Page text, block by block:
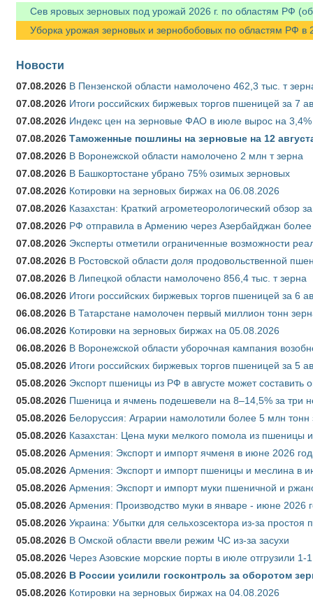
Сев яровых зерновых под урожай 2026 г. по областям РФ
Уборка урожая зерновых и зернобобовых по областям РФ в
Новости
07.08.2026 В Пензенской области намолочено 462,3 тыс. т
07.08.2026 Итоги российских биржевых торгов пшеницей за 7
07.08.2026 Индекс цен на зерновые ФАО в июле вырос на 3,4%
07.08.2026 Таможенные пошлины на зерновые на 12
07.08.2026 В Воронежской области намолочено 2 млн т зерна
07.08.2026 В Башкортостане убрано 75% озимых зерновых
07.08.2026 Котировки на зерновых биржах на 06.08.2026
07.08.2026 Казахстан: Краткий агрометеорологический обзор
07.08.2026 РФ отправила в Армению через Азербайджан более
07.08.2026 Эксперты отметили ограниченные возможности
07.08.2026 В Ростовской области доля продовольственной
07.08.2026 В Липецкой области намолочено 856,4 тыс. т зерна
06.08.2026 Итоги российских биржевых торгов пшеницей за 6
06.08.2026 В Татарстане намолочен первый миллион тонн
06.08.2026 Котировки на зерновых биржах на 05.08.2026
06.08.2026 В Воронежской области уборочная кампания
05.08.2026 Итоги российских биржевых торгов пшеницей за 5
05.08.2026 Экспорт пшеницы из РФ в августе может составить
05.08.2026 Пшеница и ячмень подешевели на 8–14,5% за три
05.08.2026 Белоруссия: Аграрии намолотили более 5 млн тонн
05.08.2026 Казахстан: Цена муки мелкого помола из пшеницы
05.08.2026 Армения: Экспорт и импорт ячменя в июне 2026
05.08.2026 Армения: Экспорт и импорт пшеницы и меслина в
05.08.2026 Армения: Экспорт и импорт муки пшеничной и
05.08.2026 Армения: Производство муки в январе - июне 2026
05.08.2026 Украина: Убытки для сельхозсектора из-за простоя
05.08.2026 В Омской области ввели режим ЧС из-за засухи
05.08.2026 Через Азовские морские порты в июле отгрузили
05.08.2026 В России усилили госконтроль за оборотом
05.08.2026 Котировки на зерновых биржах на 04.08.2026